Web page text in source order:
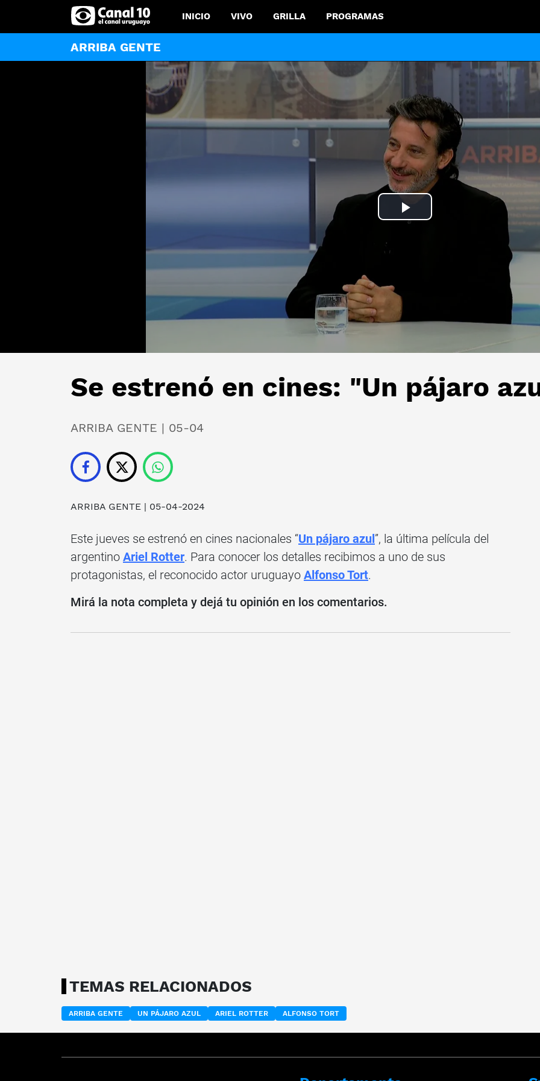
INICIO VIVO GRILLA PROGRAMAS
ARRIBA GENTE
Play
Se estrenó en cines: "Un pájaro
ARRIBA GENTE | 05-04
ARRIBA GENTE | 05-04-2024
Este jueves se estrenó en cines nacionales “Un pájaro azul”, la última película del
argentino Ariel Rotter. Para conocer los detalles recibimos a uno de sus
protagonistas, el reconocido actor uruguayo Alfonso Tort.
Mirá la nota completa y dejá tu opinión en los comentarios.
TEMAS RELACIONADOS
ARRIBA GENTE UN PÁJARO AZUL ARIEL ROTTER ALFONSO TORT